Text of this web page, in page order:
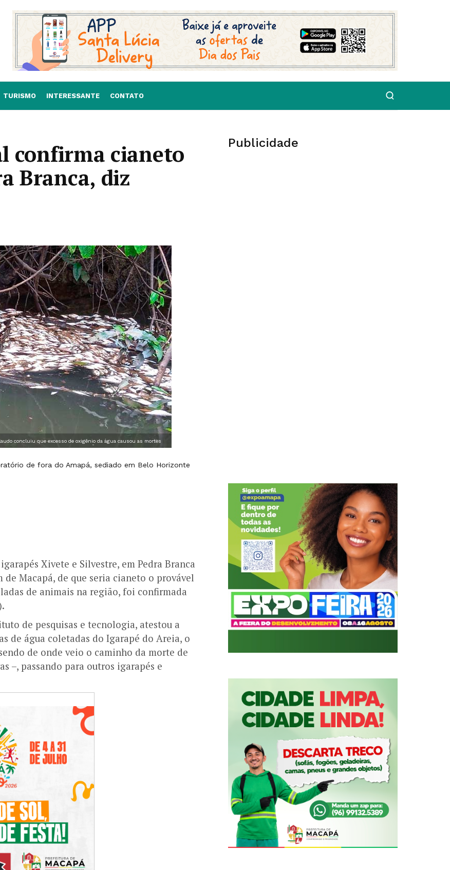
TURISMO INTERESSANTE CONTATO
confirma cianeto
Branca, diz
concluiu que excesso de oxigênio da água causou as mortes
de fora do Amapá, sediado em Belo Horizonte
Xivete e Silvestre, em Pedra Branca
Macapá, de que seria cianeto o provável
de animais na região, foi confirmada
de pesquisas e tecnologia, atestou a
de água coletadas do Igarapé do Areia, o
de onde veio o caminho da morte de
–, passando para outros igarapés e
Publicidade